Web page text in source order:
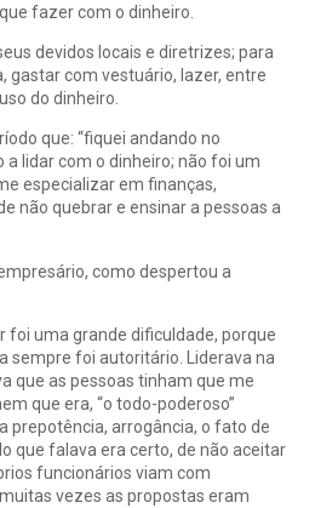
fazer com o dinheiro.
devidos locais e diretrizes; para
gastar com vestuário, lazer, entre
do dinheiro.
que: “fiquei andando no
a lidar com o dinheiro; não foi um
especializar em finanças,
não quebrar e ensinar a pessoas a
como despertou a
foi uma grande dificuldade, porque
sempre foi autoritário. Liderava na
que as pessoas tinham que me
que era, “o todo-poderoso”
prepotência, arrogância, o fato de
que falava era certo, de não aceitar
funcionários viam com
vezes as propostas eram